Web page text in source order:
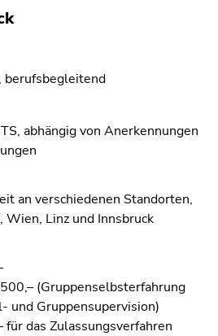
berufsbegleitend
abhängig von Anerkennungen
an verschiedenen Standorten,
Wien, Linz und Innsbruck
(Gruppenselbsterfahrung
und Gruppensupervision)
für das Zulassungsverfahren